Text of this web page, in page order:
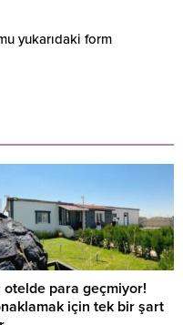
yukarıdaki form
otelde para geçmiyor!
için tek bir şart